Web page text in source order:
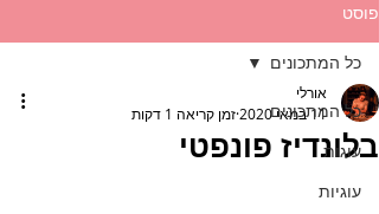
פוסט
כל המתכונים
עוגות
עוגיות
כל המתכונים
בלונדיז פונפטי
אורלי
11 במאי 2020
זמן קריאה 1 דקות